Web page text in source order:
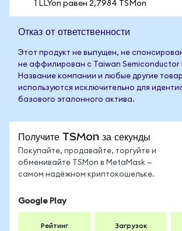
1 LLYon равен 2,7984 TSMon
Отказ от ответственности
Этот продукт не выпущен, не
не аффилирован с Taiwan Semiconductor
Название компании и любые другие
используются исключительно для
базового эталонного актива.
Получите TSMon за секунды
Покупайте, продавайте, торгуйте и
обменивайте TSMon в MetaMask —
самом надёжном криптокошельке.
Google Play
Рейтинг Загрузок